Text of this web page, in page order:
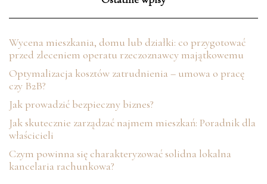
Wycena mieszkania, domu lub działki: co przygotować
przed zleceniem operatu rzeczoznawcy majątkowemu
Optymalizacja kosztów zatrudnienia – umowa o pracę
czy B2B?
Jak prowadzić bezpieczny biznes?
Jak skutecznie zarządzać najmem mieszkań: Poradnik dla
właścicieli
Czym powinna się charakteryzować solidna lokalna
kancelaria rachunkowa?